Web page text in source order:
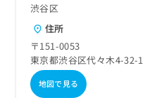
渋谷区
住所
〒151-0053
東京都渋谷区代々木4-32-1
地図で見る